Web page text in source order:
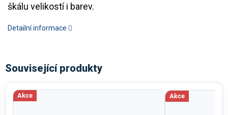
škálu velikostí i barev.
Detailní informace
Související produkty
Akce Akce